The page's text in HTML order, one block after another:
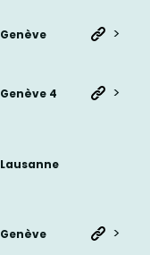
Genève >
Genève 4 >
Lausanne
Genève >